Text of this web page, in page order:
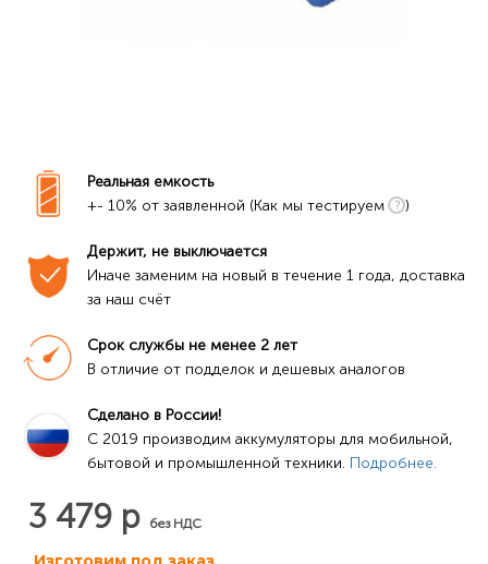
Реальная емкость
+- 10% от заявленной (Как мы тестируем
)
Держит, не выключается
Иначе заменим на новый в течение 1 года, доставка
за наш счёт
Срок службы не менее 2 лет
В отличие от подделок и дешевых аналогов
Сделано в России!
C 2019 производим аккумуляторы для мобильной,
бытовой и промышленной техники. Подробнее.
3 479 р без НДС